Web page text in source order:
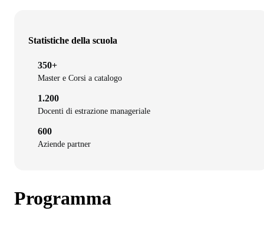
Statistiche della scuola
350+
Master e Corsi a catalogo
1.200
Docenti di estrazione manageriale
600
Aziende partner
Programma